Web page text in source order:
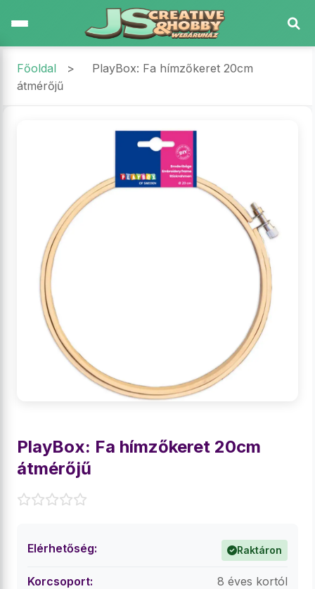
Főoldal >
PlayBox: Fa hímzőkeret 20cm
átmérőjű
PlayBox: Fa hímzőkeret 20cm
átmérőjű
Elérhetőség: Raktáron
Korcsoport: 8 éves kortól